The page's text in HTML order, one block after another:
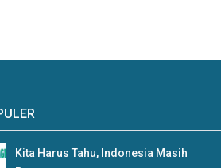
Kita Harus Tahu, Indonesia Masih